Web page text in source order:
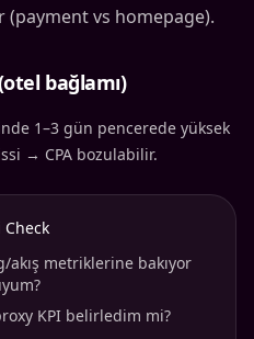
(payment vs homepage).
bağlamı)
1–3 gün pencerede yüksek
→ CPA bozulabilir.
akış metriklerine bakıyor
KPI belirledim mi?